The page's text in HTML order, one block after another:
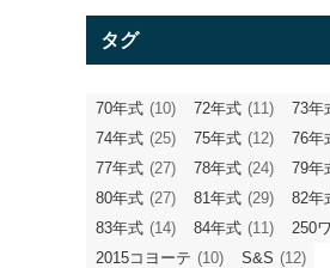
リ
タグ
70年式 (10) 72年式 (11) 73年
74年式 (25) 75年式 (12) 76年
77年式 (27) 78年式 (24) 79年
80年式 (27) 81年式 (29) 82年
83年式 (14) 84年式 (11) 250
2015コヨーテ (10) S&S (12)